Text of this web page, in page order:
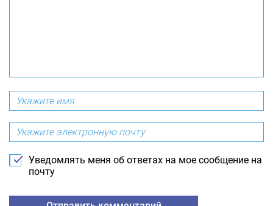
Уведомлять меня об ответах на мое сообщение на
почту